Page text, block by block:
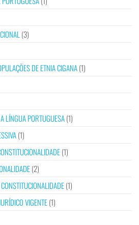
(3)
DE ETNIA CIGANA(1)
LÍNGUA PORTUGUESA(1)
(1)
(1)
(2)
(1)
VIGENTE(1)